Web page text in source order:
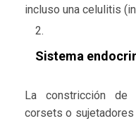
incluso una celulitis
Sistema
La constricción de
corsets o